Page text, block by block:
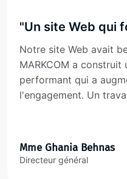
"Un site Web qui
Notre site Web avait
MARKCOM a construit
performant qui a
l'engagement. Un
Mme Ghania Behnas
Directeur général